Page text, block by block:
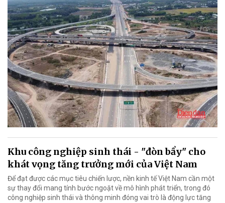
Khu công nghiệp sinh thái - "đòn bẩy" cho
khát vọng tăng trưởng mới của Việt Nam
Để đạt được các mục tiêu chiến lược, nền kinh tế Việt Nam cần một
sự thay đổi mang tính bước ngoặt về mô hình phát triển, trong đó
công nghiệp sinh thái và thông minh đóng vai trò là động lực tăng